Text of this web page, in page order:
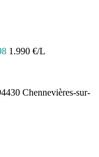
1.990 €/L
Chennevières-sur-